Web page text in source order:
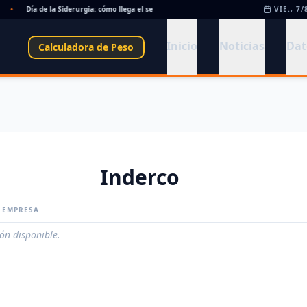
Día de la Siderurgia: cómo llega el sector al aniversario 78 del legado de Savio •
VIE., 7/
Calculadora de Peso Inicio Noticias
Inderco
disponible.